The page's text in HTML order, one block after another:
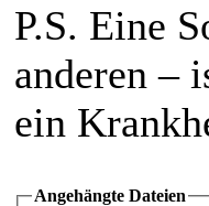
P.S. Eine
anderen –
ein
Angehängte Dateien